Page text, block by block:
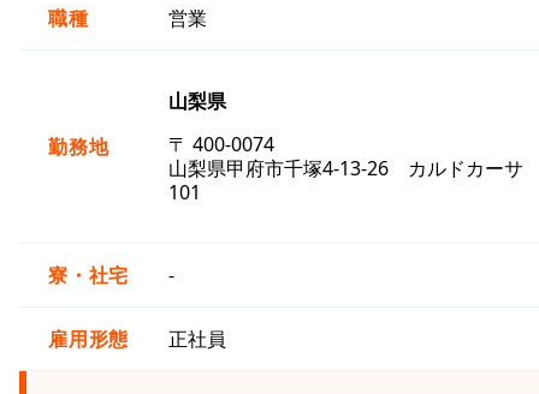
職種 営業
勤務地
山梨県
〒 400-0074
山梨県甲府市千塚4-13-26 カルドカーサ
101
寮・社宅 -
雇用形態 正社員